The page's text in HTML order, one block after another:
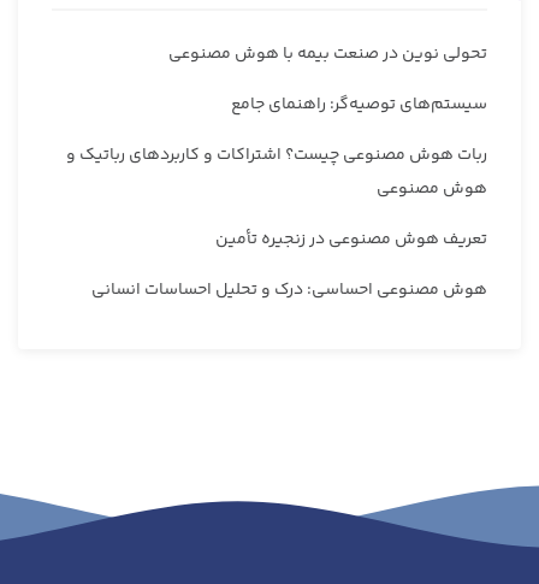
تحولی نوین در صنعت بیمه با هوش مصنوعی
سیستم‌های توصیه‌گر: راهنمای جامع
ربات هوش مصنوعی چیست؟ اشتراکات و کاربردهای رباتیک و
هوش مصنوعی
تعریف هوش مصنوعی در زنجیره تأمین
هوش مصنوعی احساسی: درک و تحلیل احساسات انسانی